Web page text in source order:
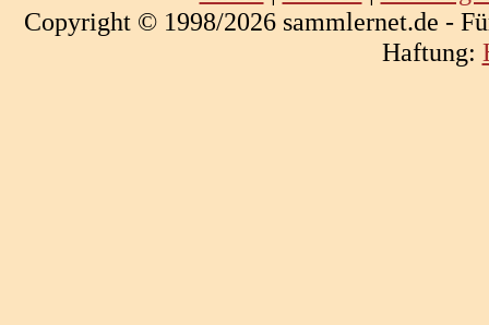
Copyright © 1998/2026 sammlernet.de -
Haftung: